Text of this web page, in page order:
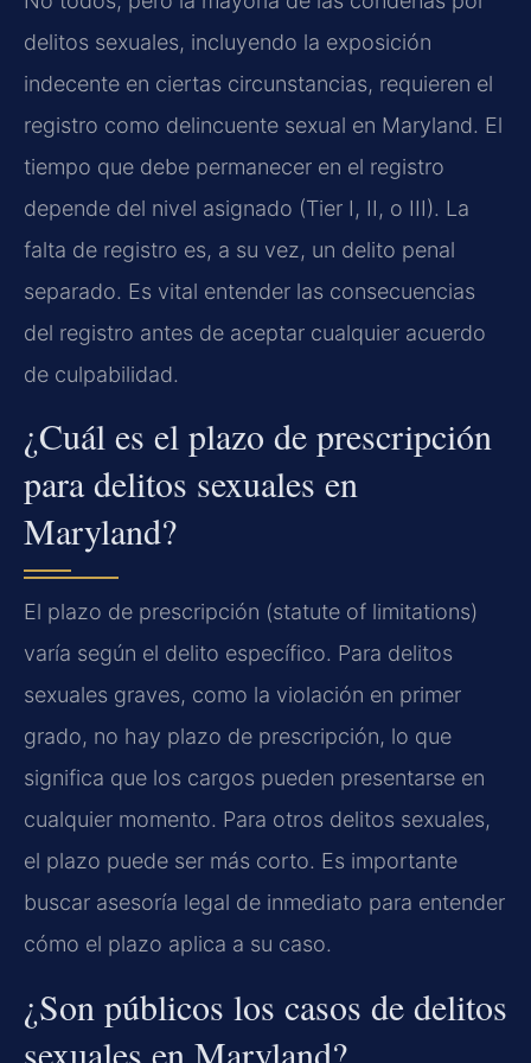
delitos sexuales, incluyendo la exposición
indecente en ciertas circunstancias, requieren el
registro como delincuente sexual en Maryland. El
tiempo que debe permanecer en el registro
depende del nivel asignado (Tier I, II, o III). La
falta de registro es, a su vez, un delito penal
separado. Es vital entender las consecuencias
del registro antes de aceptar cualquier acuerdo
de culpabilidad.
¿Cuál es el plazo de prescripción
para delitos sexuales en
Maryland?
El plazo de prescripción (statute of limitations)
varía según el delito específico. Para delitos
sexuales graves, como la violación en primer
grado, no hay plazo de prescripción, lo que
significa que los cargos pueden presentarse en
cualquier momento. Para otros delitos sexuales,
el plazo puede ser más corto. Es importante
buscar asesoría legal de inmediato para entender
cómo el plazo aplica a su caso.
¿Son públicos los casos de delitos
sexuales en Maryland?